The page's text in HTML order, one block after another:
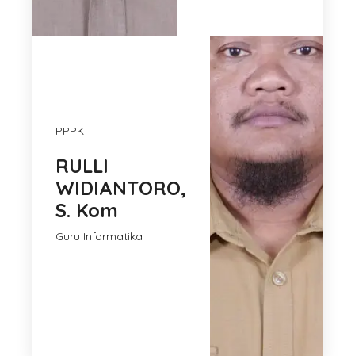
PPPK
RULLI
WIDIANTORO,
S. Kom
Guru Informatika